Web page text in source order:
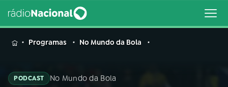
MENUProgramas No Mundo da Bola
PODCAST No Mundo da Bola